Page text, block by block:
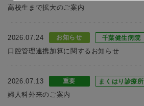
高校生まで拡大のご案内
2026.07.24 お知らせ 千葉健生病院
口腔管理連携加算に関するお知らせ
2026.07.13 重要 まくはり診療所
婦人科外来のご案内